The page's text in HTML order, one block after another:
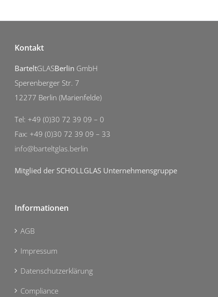
Kontakt
BarteltGLASBerlin GmbH
Sperenberger Str. 7
12277 Berlin (Marienfelde)
Tel: +49 (0)30 72 39 09 – 0
Fax: +49 (0)30 72 39 09 – 33
info@barteltglas.berlin
Mitglied der SCHOLLGLAS Unternehmensgruppe
Informationen
AGB
Impressum
Datenschutzerklärung
Compliance